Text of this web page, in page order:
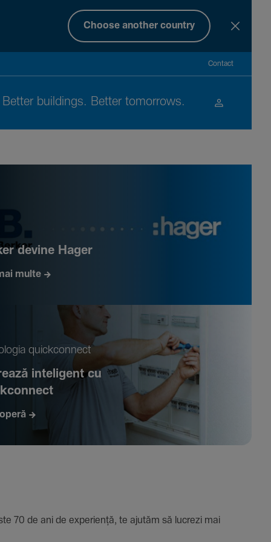
Choose another country
Contact
Better buil­dings. Better tomor­rows.
devine Hager
multe
quickconnect
inte­li­gent cu
de ani de expe­riență, te ajutăm să lucrezi mai